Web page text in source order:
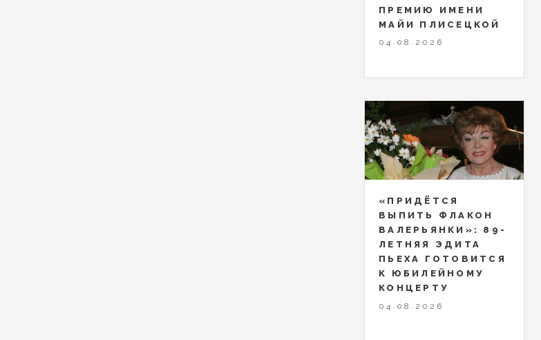
ПРЕМИЮ ИМЕНИ
МАЙИ ПЛИСЕЦКОЙ
04.08.2026
«ПРИДЁТСЯ
ВЫПИТЬ ФЛАКОН
ВАЛЕРЬЯНКИ»: 89-
ЛЕТНЯЯ ЭДИТА
ПЬЕХА ГОТОВИТСЯ
К ЮБИЛЕЙНОМУ
КОНЦЕРТУ
04.08.2026